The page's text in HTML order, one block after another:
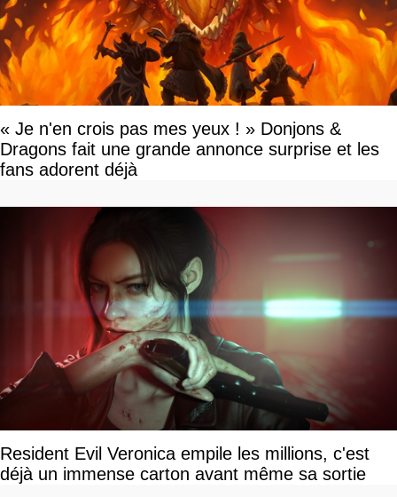
« Je n'en crois pas mes yeux ! » Donjons &
Dragons fait une grande annonce surprise et les
fans adorent déjà
Resident Evil Veronica empile les millions, c'est
déjà un immense carton avant même sa sortie